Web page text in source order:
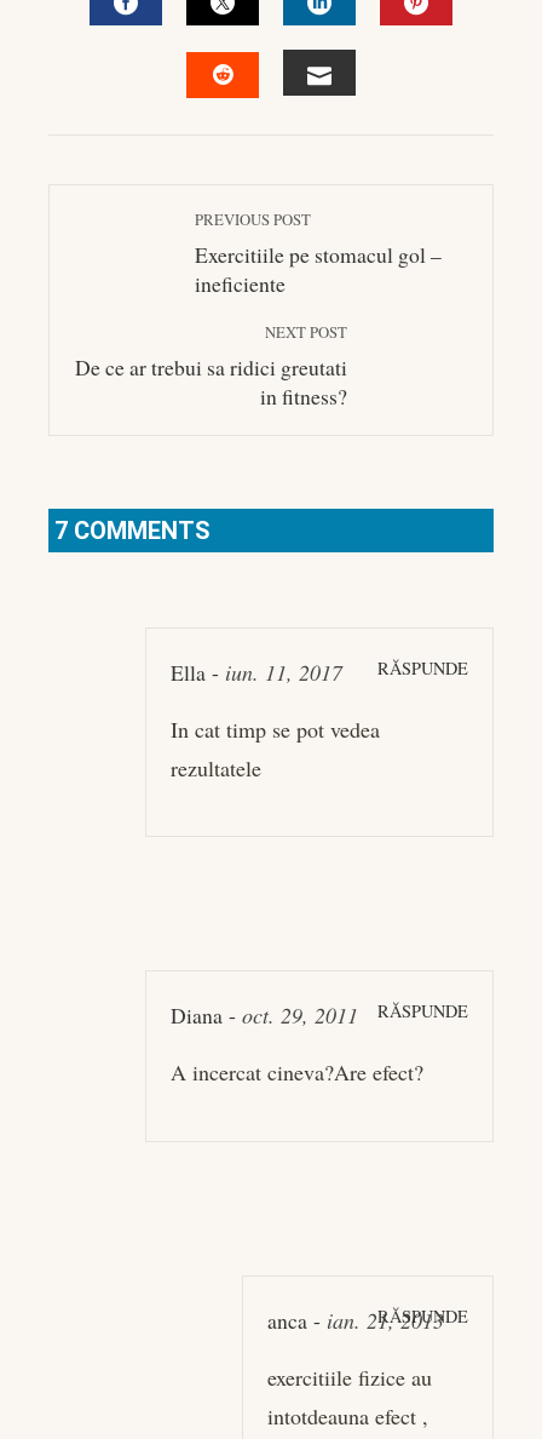
FACEBOOKTWITTERLINKEDIN
PREVIOUS POST
Exercitiile pe stomacul gol –
ineficiente
NEXT POST
De ce ar trebui sa ridici greutati
in fitness?
7 COMMENTS
Ella - iun. 11, 2017 RĂSPUNDE
In cat timp se pot vedea
rezultatele
Diana - oct. 29, 2011 RĂSPUNDE
A incercat cineva?Are efect?
anca - ian. 21, 2013
RĂSPUNDE
exercitiile fizice au
intotdeauna efect ,